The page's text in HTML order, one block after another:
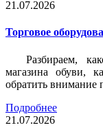
21.07.2026
Торговое
Разбираем,
магазина обуви,
обратить внимание
Подробнее
21.07.2026